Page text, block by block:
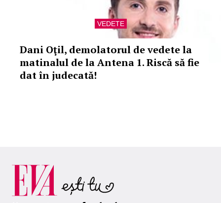
VEDETE
Dani Oţil, demolatorul de vedete la
matinalul de la Antena 1. Riscă să fie
dat în judecată!